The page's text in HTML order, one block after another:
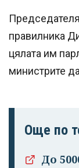
правилника
цялата им
министрите
Още по
До